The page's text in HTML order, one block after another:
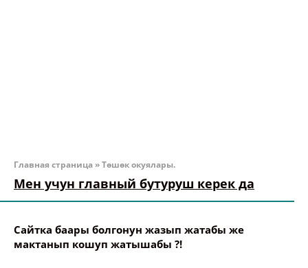
Главная страница »Төшөк окуялары.
Мен учун главный бутуруш керек да
Сайтка баары болгонун жазып жатабы же
мактанып кошуп жатышабы ?!